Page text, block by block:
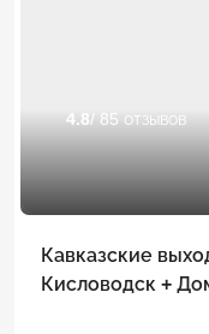
4.8/ 85 отзывов
Кавказские
Кисловодск +